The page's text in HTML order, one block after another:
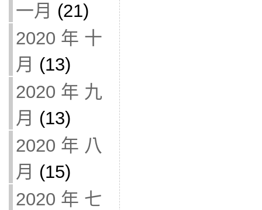
一月 (21)
2020 年 十
月 (13)
2020 年 九
月 (13)
2020 年 八
月 (15)
2020 年 七